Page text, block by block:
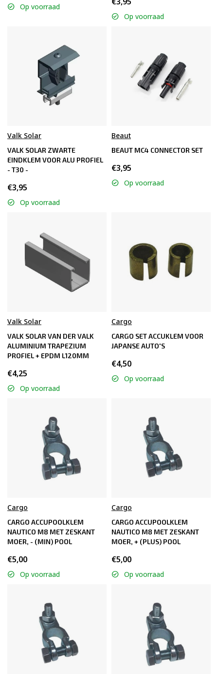
Op voorraad
Op voorraad
Valk Solar
VALK SOLAR ZWARTE
EINDKLEM VOOR ALU PROFIEL
- T30 -
€3,95
Op voorraad
Beaut
BEAUT MC4 CONNECTOR SET
€3,95
Op voorraad
Valk Solar
VALK SOLAR VAN DER VALK
ALUMINIUM TRAPEZIUM
PROFIEL + EPDM L120MM
€4,25
Op voorraad
Cargo
CARGO SET ACCUKLEM VOOR
JAPANSE AUTO'S
€4,50
Op voorraad
Cargo
CARGO ACCUPOOLKLEM
NAUTICO M8 MET ZESKANT
MOER, - (MIN) POOL
€5,00
Op voorraad
Cargo
CARGO ACCUPOOLKLEM
NAUTICO M8 MET ZESKANT
MOER, + (PLUS) POOL
€5,00
Op voorraad